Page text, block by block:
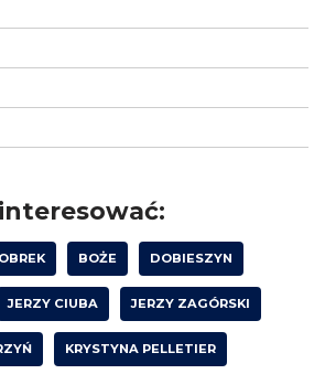
BOŻE DOBIESZYN
JERZY CIUBA JERZY ZAGÓRSKI
KRYSTYNA PELLETIER